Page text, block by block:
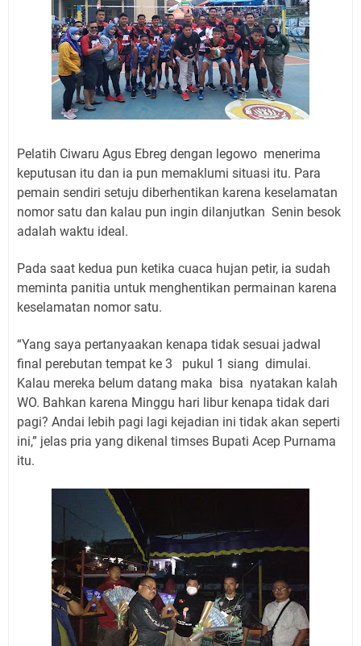
Pelatih Ciwaru Agus Ebreg dengan legowo menerima
keputusan itu dan ia pun memaklumi situasi itu. Para
pemain sendiri setuju diberhentikan karena keselamatan
nomor satu dan kalau pun ingin dilanjutkan Senin besok
adalah waktu ideal.
Pada saat kedua pun ketika cuaca hujan petir, ia sudah
meminta panitia untuk menghentikan permainan karena
keselamatan nomor satu.
“Yang saya pertanyaakan kenapa tidak sesuai jadwal
final perebutan tempat ke 3 pukul 1 siang dimulai.
Kalau mereka belum datang maka bisa nyatakan kalah
WO. Bahkan karena Minggu hari libur kenapa tidak dari
pagi? Andai lebih pagi lagi kejadian ini tidak akan seperti
ini,” jelas pria yang dikenal timses Bupati Acep Purnama
itu.